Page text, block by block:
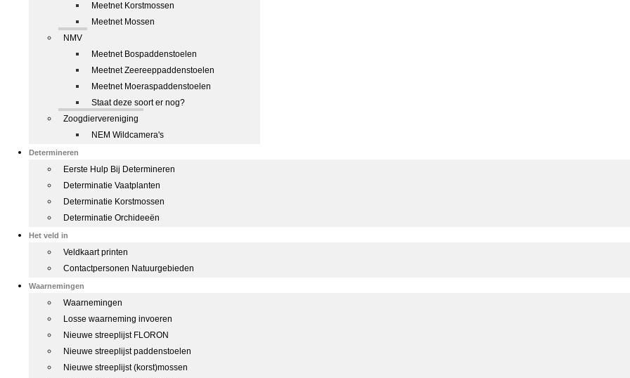
Meetnet Korstmossen
Meetnet Mossen
NMV
Meetnet Bospaddenstoelen
Meetnet Zeereeppaddenstoelen
Meetnet Moeraspaddenstoelen
Staat deze soort er nog?
Zoogdiervereniging
NEM Wildcamera's
Determineren
Eerste Hulp Bij Determineren
Determinatie Vaatplanten
Determinatie Korstmossen
Determinatie Orchideeën
Het veld in
Veldkaart printen
Contactpersonen Natuurgebieden
Waarnemingen
Waarnemingen
Losse waarneming invoeren
Nieuwe streeplijst FLORON
Nieuwe streeplijst paddenstoelen
Nieuwe streeplijst (korst)mossen